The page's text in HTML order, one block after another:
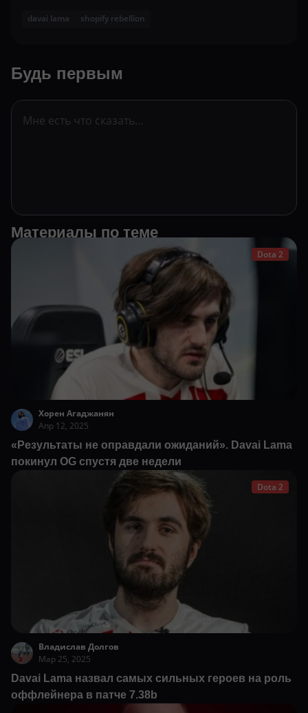
davai lama shopify rebellion
Будь первым
Материалы по теме
Dota 2
Хорен Агаджанян
Апр 12, 2025
«Результаты не оправдали ожиданий». Davai Lama
покинул OG спустя две недели
Dota 2
Владислав Долгов
Мар 25, 2025
Davai Lama назвал самых сильных героев на роль
оффлейнера в патче 7.38b